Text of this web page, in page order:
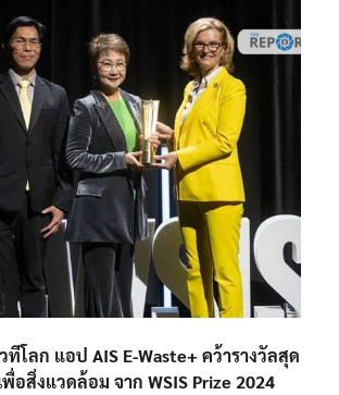
ทีโลก แอป AIS E-Waste+ คว้ารางวัลสุด
พื่อสิ่งแวดล้อม จาก WSIS Prize 2024